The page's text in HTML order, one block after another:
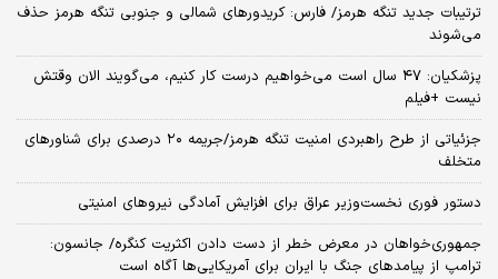
ترتیبات جدید تنگه هرمز/ فارس: کریدورهای شمالی و جنوبی تنگه هرمز حذف
می‌شوند
پزشکیان: ۴۷ سال است می‌خواهیم درست کار کنیم، می‌گویند الان وقتش
نیست +فیلم
جزئیاتی از طرح راهبردی امنیت تنگه هرمز/جریمه ۲۰ درصدی برای شناورهای
متخلف
دستور فوری نخست‌وزیر عراق برای افزایش آمادگی نیروهای امنیتی
جمهوری‌خواهان در معرض خطر از دست دادن اکثریت کنگره/ جانسون:
ترامپ از پیامدهای جنگ با ایران برای آمریکایی‌ها آگاه است